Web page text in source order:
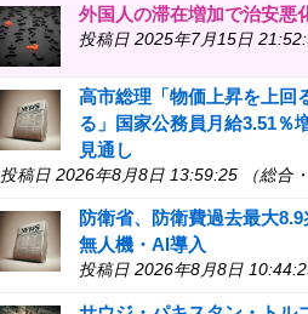
外国人の滞在増加で治安悪
投稿日 2025年7月15日
高市総理「物価上昇を上回
る」国家公務員月給3.51
見通し
投稿日 2026年8月8日 13:59:25 （総合・
防衛省、防衛費過去最大
無人機・AI導入
投稿日 2026年8月8日